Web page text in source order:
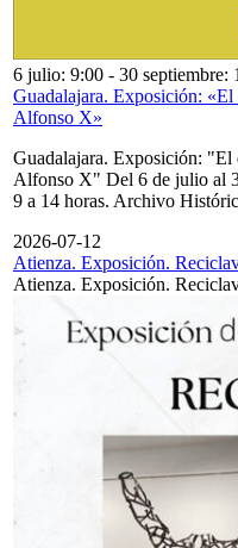
6 julio: 9:00 - 30 septiembre:
Guadalajara. Exposición:
Alfonso X»
Guadalajara. Exposición: "El
Alfonso X" Del 6 de julio al
9 a 14 horas. Archivo
2026-07-12
Atienza. Exposición.
Atienza. Exposición.